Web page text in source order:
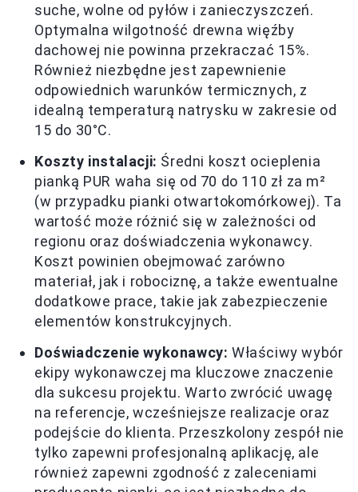
suche, wolne od pyłów i zanieczyszczeń.
Optymalna wilgotność drewna więźby
dachowej nie powinna przekraczać 15%.
Również niezbędne jest zapewnienie
odpowiednich warunków termicznych, z
idealną temperaturą natrysku w zakresie od
15 do 30°C.
Koszty instalacji: Średni koszt ocieplenia
pianką PUR waha się od 70 do 110 zł za m²
(w przypadku pianki otwartokomórkowej). Ta
wartość może różnić się w zależności od
regionu oraz doświadczenia wykonawcy.
Koszt powinien obejmować zarówno
materiał, jak i robociznę, a także ewentualne
dodatkowe prace, takie jak zabezpieczenie
elementów konstrukcyjnych.
Doświadczenie wykonawcy: Właściwy wybór
ekipy wykonawczej ma kluczowe znaczenie
dla sukcesu projektu. Warto zwrócić uwagę
na referencje, wcześniejsze realizacje oraz
podejście do klienta. Przeszkolony zespół nie
tylko zapewni profesjonalną aplikację, ale
również zapewni zgodność z zaleceniami